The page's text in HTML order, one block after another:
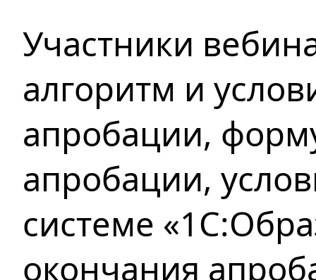
Участники
алгоритм и
апробации,
апробации,
системе
окончания